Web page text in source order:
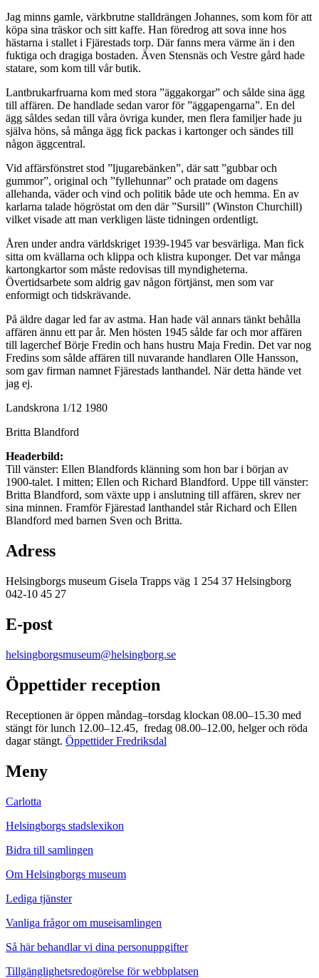
Jag minns gamle, värkbrutne stalldrängen Johannes, som kom för att
köpa sina träskor och sitt kaffe. Han föredrog att sova inne hos
hästarna i stallet i Fjärestads torp. Där fanns mera värme än i den
fuktiga och dragiga bostaden. Även Stensnäs och Vestre gård hade
statare, som kom till vår butik.
Lantbrukarfruarna kom med stora ”äggakorgar” och sålde sina ägg
till affären. De handlade sedan varor för ”äggapengarna”. En del
ägg såldes sedan till våra övriga kunder, men flera familjer hade ju
själva höns, så många ägg fick packas i kartonger och sändes till
någon äggcentral.
Vid affärsfönstret stod ”ljugarebänken”, där satt ”gubbar och
gummor”, original och ”fyllehunnar” och pratade om dagens
allehanda, väder och vind och politik både ute och hemma. En av
karlarna talade högröstat om den där ”Sursill” (Winston Churchill)
vilket visade att man verkligen läste tidningen ordentligt.
Åren under andra världskriget 1939-1945 var besvärliga. Man fick
sitta om kvällarna och klippa och klistra kuponger. Det var många
kartongkartor som måste redovisas till myndigheterna.
Övertidsarbete som aldrig gav någon förtjänst, men som var
enformigt och tidskrävande.
På äldre dagar led far av astma. Han hade väl annars tänkt behålla
affären ännu ett par år. Men hösten 1945 sålde far och mor affären
till lagerchef Börje Fredin och hans hustru Maja Fredin. Det var nog
Fredins som sålde affären till nuvarande handlaren Olle Hansson,
som gav firman namnet Fjärestads lanthandel. När detta hände vet
jag ej.
Landskrona 1/12 1980
Britta Blandford
Headerbild:
Till vänster: Ellen Blandfords klänning som hon bar i början av
1900-talet. I mitten; Ellen och Richard Blandford. Uppe till vänster:
Britta Blandford, som växte upp i anslutning till affären, skrev ner
sina minnen. Framför Fjärestad lanthandel står Richard och Ellen
Blandford med barnen Sven och Britta.
Adress
Helsingborgs museum Gisela Trapps väg 1 254 37 Helsingborg
042-10 45 27
E-post
helsingborgsmuseum@helsingborg.se
Öppettider reception
Receptionen är öppen måndag–torsdag klockan 08.00–15.30 med
stängt för lunch 12.00–12.45, fredag 08.00–12.00, helger och röda
dagar stängt. Öppettider Fredriksdal
Meny
Carlotta
Helsingborgs stadslexikon
Bidra till samlingen
Om Helsingborgs museum
Lediga tjänster
Vanliga frågor om museisamlingen
Så här behandlar vi dina personuppgifter
Tillgänglighetsredogörelse för webbplatsen